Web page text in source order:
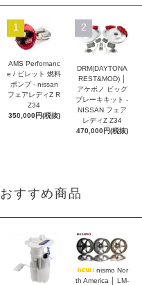
1
AMS Perfomanc
e / ビレット 燃料
ポンプ - nissan
フェアレディZ R
Z34
350,000円(税抜)
2
DRM(DAYTONA
REST&MOD) │
アケボノ ビッグ
ブレーキキット -
NISSAN フェア
レディZ Z34
470,000円(税抜)
おすすめ商品
nismo Nor
th America │ LM-